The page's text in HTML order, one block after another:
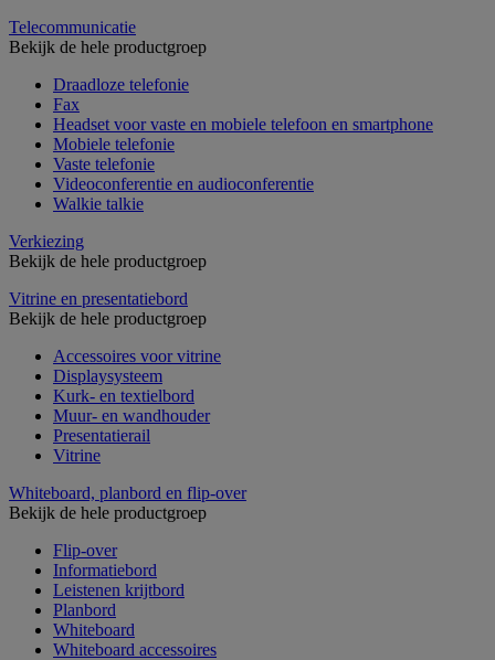
Telecommunicatie
Bekijk de hele productgroep
Draadloze telefonie
Fax
Headset voor vaste en mobiele telefoon en smartphone
Mobiele telefonie
Vaste telefonie
Videoconferentie en audioconferentie
Walkie talkie
Verkiezing
Bekijk de hele productgroep
Vitrine en presentatiebord
Bekijk de hele productgroep
Accessoires voor vitrine
Displaysysteem
Kurk- en textielbord
Muur- en wandhouder
Presentatierail
Vitrine
Whiteboard, planbord en flip-over
Bekijk de hele productgroep
Flip-over
Informatiebord
Leistenen krijtbord
Planbord
Whiteboard
Whiteboard accessoires